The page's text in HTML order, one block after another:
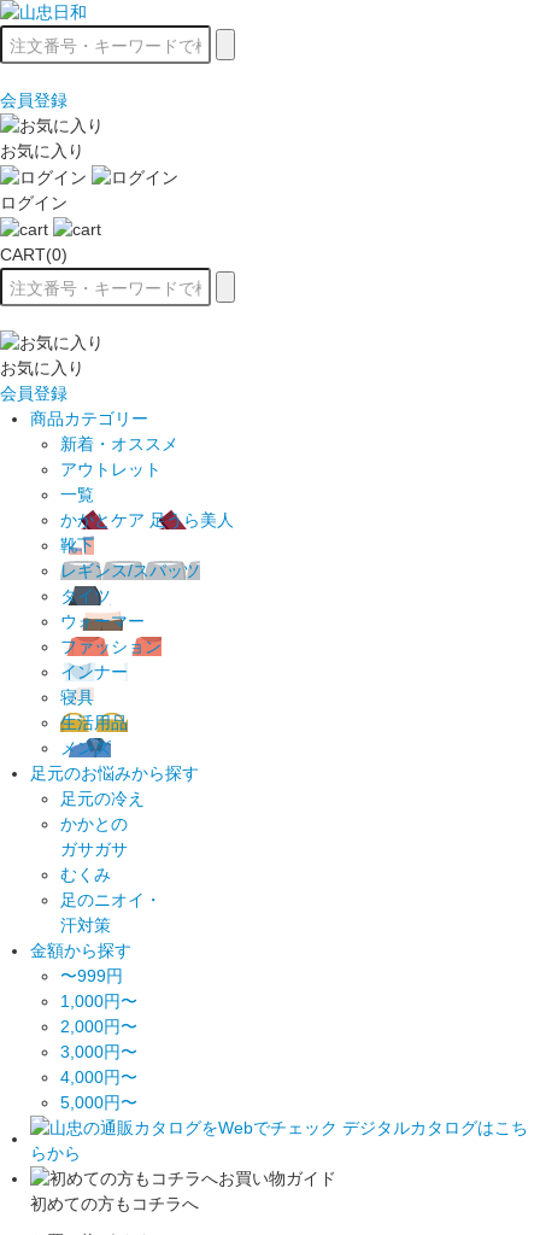
会員登録
お気に入り
ログイン
CART(0)
お気に入り
会員登録
商品カテゴリー
新着・オススメ
アウトレット
一覧
かかとケア 足うら美人
靴下
レギンス/スパッツ
タイツ
ウォーマー
ファッション
インナー
寝具
生活用品
メンズ
足元のお悩みから探す
足元の冷え
かかとの
ガサガサ
むくみ
足のニオイ・
汗対策
金額から探す
〜999円
1,000円〜
2,000円〜
3,000円〜
4,000円〜
5,000円〜
初めての方もコチラへ